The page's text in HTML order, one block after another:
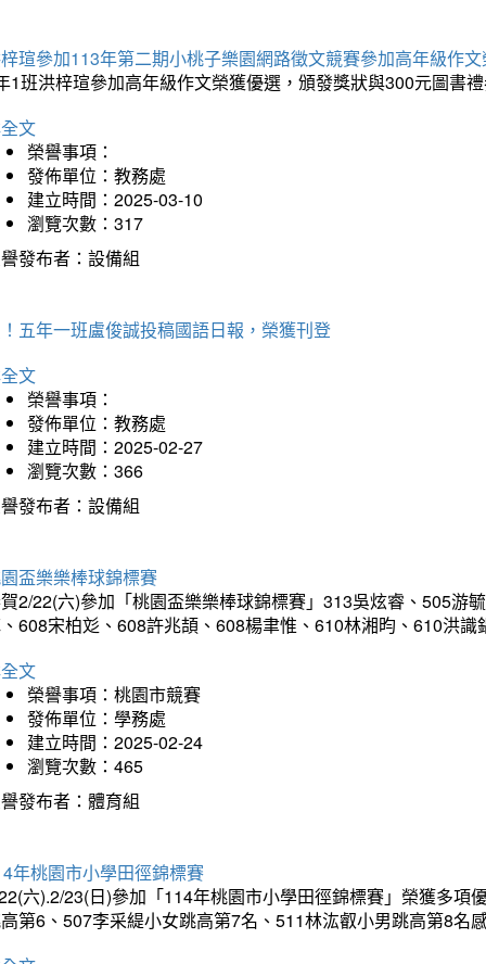
瑄參加113年第二期小桃子樂園網路徵文競賽參加高年級作
1班洪梓瑄參加高年級作文榮獲優選，頒發獎狀與300元圖書
文
榮譽事項：
發佈單位：教務處
建立時間：2025-03-10
瀏覽次數：317
發布者：設備組
五年一班盧俊誠投稿國語日報，榮獲刊登
文
榮譽事項：
發佈單位：教務處
建立時間：2025-02-27
瀏覽次數：366
發布者：設備組
盃樂樂棒球錦標賽
2/22(六)參加「桃園盃樂樂棒球錦標賽」313吳炫睿、505游
608宋柏彣、608許兆頡、608楊聿惟、610林湘昀、610洪
文
榮譽事項：桃園市競賽
發佈單位：學務處
建立時間：2025-02-24
瀏覽次數：465
發布者：體育組
年桃園市小學田徑錦標賽
六).2/23(日)參加「114年桃園市小學田徑錦標賽」榮獲多
第6、507李采緹小女跳高第7名、511林汯叡小男跳高第8名